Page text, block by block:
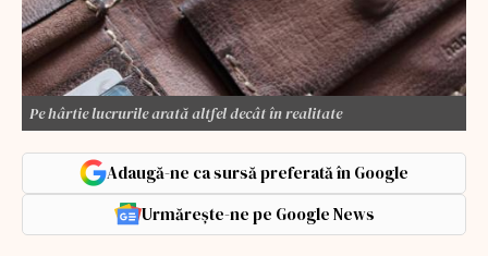
Pe hârtie lucrurile arată altfel decât în realitate
Adaugă-ne ca sursă preferată în Google
Urmărește-ne pe Google News